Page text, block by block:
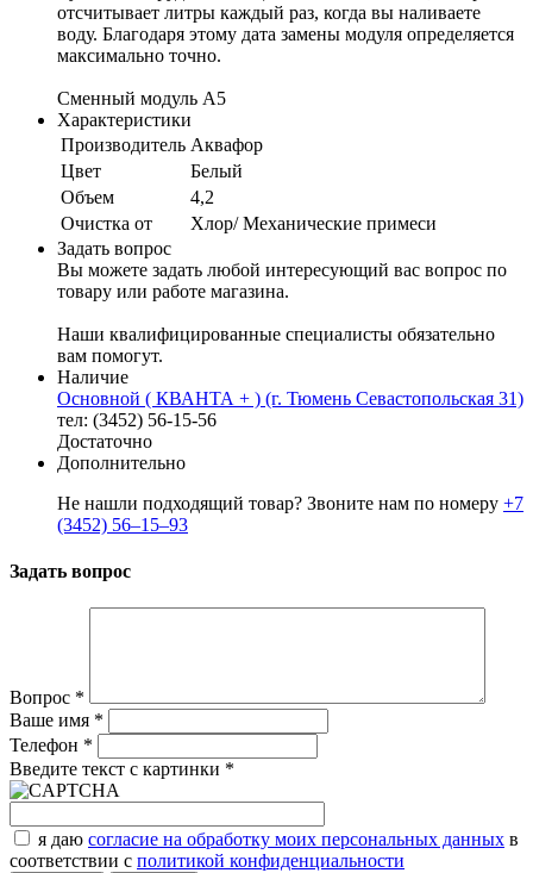
отсчитывает литры каждый раз, когда вы наливаете
воду. Благодаря этому дата замены модуля определяется
максимально точно.
Сменный модуль А5
Характеристики
Производитель Аквафор
Цвет
Белый
Объем
4,2
Очистка от
Хлор/ Механические примеси
Задать вопрос
Вы можете задать любой интересующий вас вопрос по
товару или работе магазина.
Наши квалифицированные специалисты обязательно
вам помогут.
Наличие
Основной ( КВАНТА + ) (г. Тюмень Севастопольская 31)
тел: (3452) 56-15-56
Достаточно
Дополнительно
Не нашли подходящий товар? Звоните нам по номеру +7
(3452) 56‒15‒93
Задать вопрос
Вопрос *
Ваше имя *
Телефон *
Введите текст с картинки *
я даю согласие на обработку моих персональных данных в
соответствии с политикой конфиденциальности